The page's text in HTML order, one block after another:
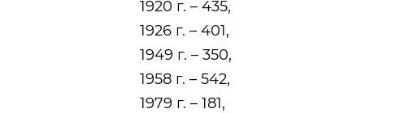
1920 г. – 435,
1926 г. – 401,
1949 г. – 350,
1958 г. – 542,
1979 г. – 181,